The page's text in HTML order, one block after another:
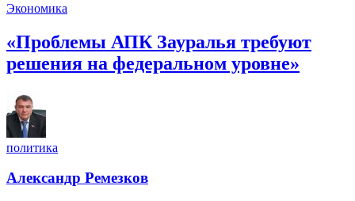
Экономика
«Проблемы АПК Зауралья требуют
решения на федеральном уровне»
политика
Александр Ремезков